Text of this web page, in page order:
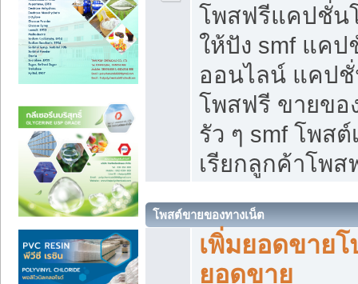
โพสฟรีแคปชั่น
ให้ปัง smf แค
ออนไลน์ แคป
โพสฟรี ขายขอ
รัว ๆ smf โพส
เรียกลูกค้าโพส
โพสต์ขายของทางเน็ต
เพิ่มยอดขาย
ยอดขาย